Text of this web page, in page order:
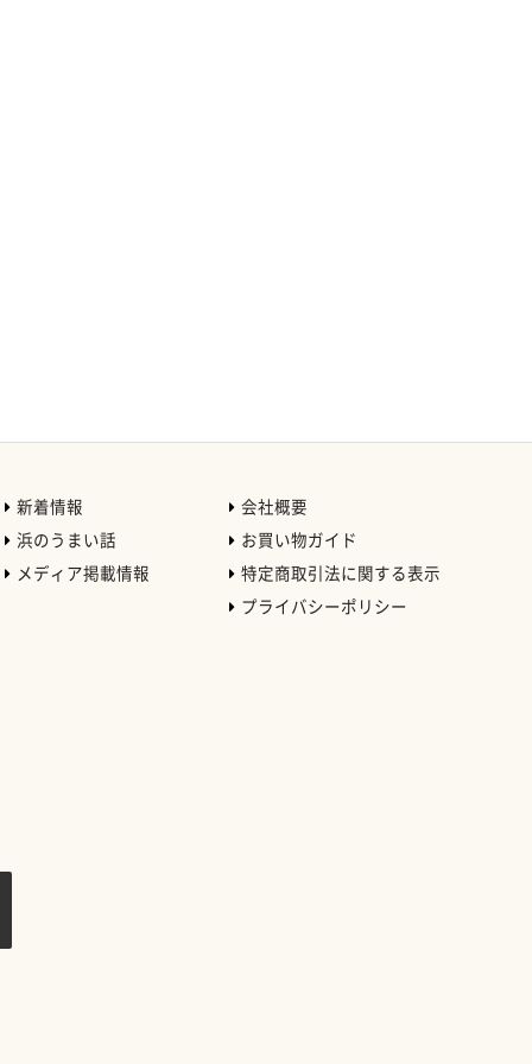
新着情報
浜のうまい話
メディア掲載情報
会社概要
お買い物ガイド
特定商取引法に関する表示
プライバシーポリシー